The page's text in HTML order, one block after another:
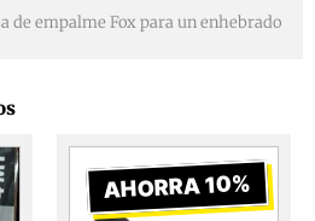
de empalme Fox para un enhebrado
AHORRA 10%
El
precio
original
El